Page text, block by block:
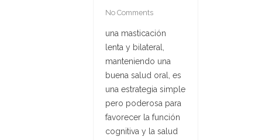
No Comments
una masticación
lenta y bilateral,
manteniendo una
buena salud oral, es
una estrategia simple
pero poderosa para
favorecer la función
cognitiva y la salud